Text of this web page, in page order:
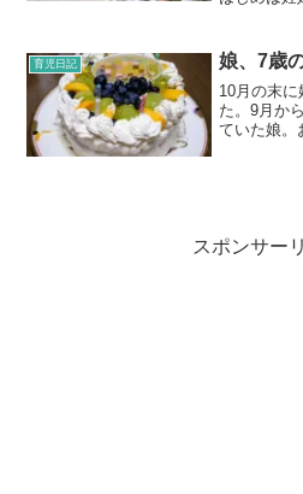
ています。
時保育と、
育児日記 娘、7歳
10月の末
た。9月か
ていた娘。
スポンサー